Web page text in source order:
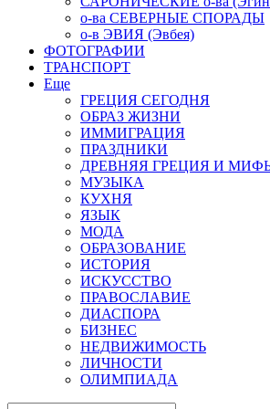
о-ва СЕВЕРНЫЕ СПОРАДЫ
о-в ЭВИЯ (Эвбея)
ФОТОГРАФИИ
ТРАНСПОРТ
Еще
ГРЕЦИЯ СЕГОДНЯ
ОБРАЗ ЖИЗНИ
ИММИГРАЦИЯ
ПРАЗДНИКИ
ДРЕВНЯЯ ГРЕЦИЯ И
МУЗЫКА
КУХНЯ
ЯЗЫК
МОДА
ОБРАЗОВАНИЕ
ИСТОРИЯ
ИСКУССТВО
ПРАВОСЛАВИЕ
ДИАСПОРА
БИЗНЕС
НЕДВИЖИМОСТЬ
ЛИЧНОСТИ
ОЛИМПИАДА